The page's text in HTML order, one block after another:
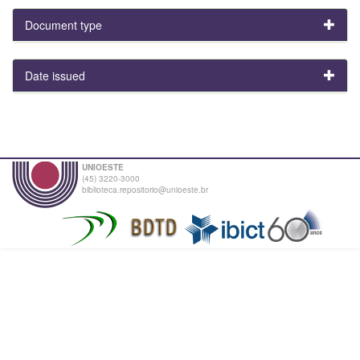
Document type
Date issued
UNIOESTE
(45) 3220-3000
biblioteca.repositorio@unioeste.br